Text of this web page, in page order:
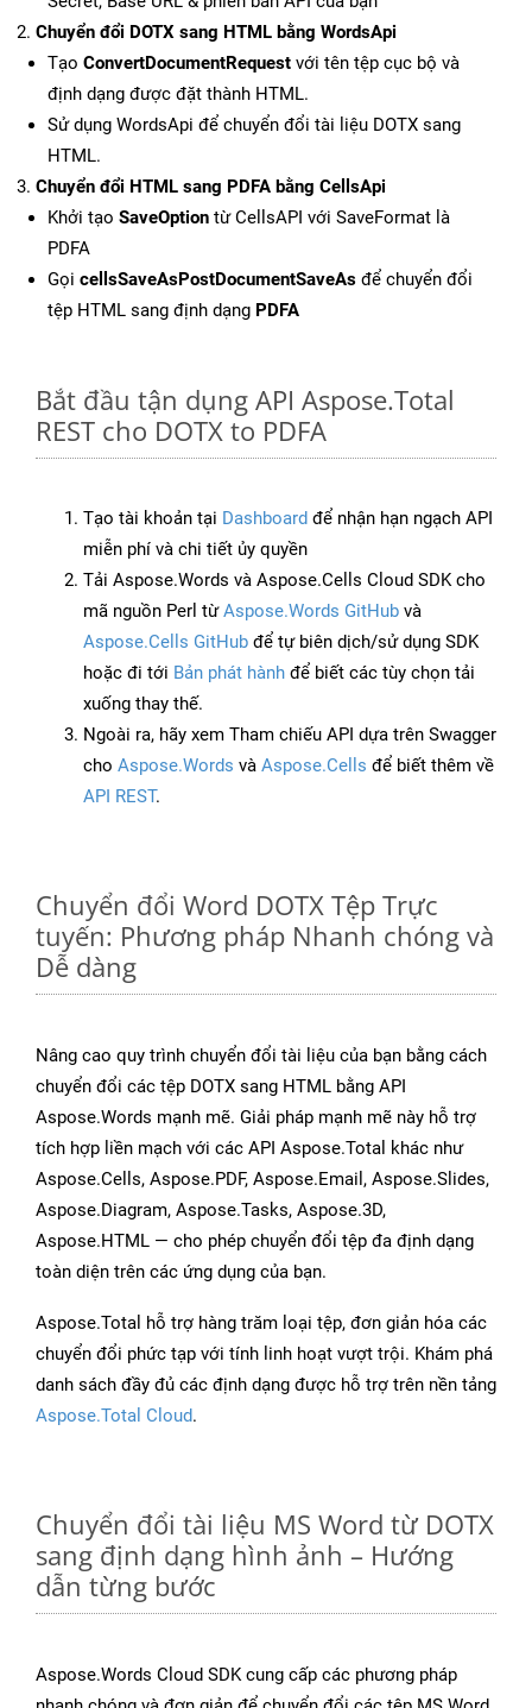
Chuyển đổi DOTX sang HTML bằng WordsApi
Tạo ConvertDocumentRequest với tên tệp cục bộ và
định dạng được đặt thành HTML.
Sử dụng WordsApi để chuyển đổi tài liệu DOTX sang
HTML.
Chuyển đổi HTML sang PDFA bằng CellsApi
Khởi tạo SaveOption từ CellsAPI với SaveFormat là
PDFA
Gọi cellsSaveAsPostDocumentSaveAs để chuyển đổi
tệp HTML sang định dạng PDFA
Bắt đầu tận dụng API Aspose.Total
REST cho DOTX to PDFA
Tạo tài khoản tại Dashboard để nhận hạn ngạch API
miễn phí và chi tiết ủy quyền
Tải Aspose.Words và Aspose.Cells Cloud SDK cho
mã nguồn Perl từAspose.Words GitHub và
Aspose.Cells GitHub để tự biên dịch/sử dụng SDK
hoặc đi tới Bản phát hành để biết các tùy chọn tải
xuống thay thế.
Ngoài ra, hãy xem Tham chiếu API dựa trên Swagger
cho Aspose.Words và Aspose.Cells để biết thêm về
API REST.
Chuyển đổi Word DOTX Tệp Trực
tuyến: Phương pháp Nhanh chóng và
Dễ dàng
Nâng cao quy trình chuyển đổi tài liệu của bạn bằng cách
chuyển đổi các tệp DOTX sang HTML bằng API
Aspose.Words mạnh mẽ. Giải pháp mạnh mẽ này hỗ trợ
tích hợp liền mạch với các API Aspose.Total khác như
Aspose.Cells, Aspose.PDF, Aspose.Email, Aspose.Slides,
Aspose.Diagram, Aspose.Tasks, Aspose.3D,
Aspose.HTML — cho phép chuyển đổi tệp đa định dạng
toàn diện trên các ứng dụng của bạn.
Aspose.Total hỗ trợ hàng trăm loại tệp, đơn giản hóa các
chuyển đổi phức tạp với tính linh hoạt vượt trội. Khám phá
danh sách đầy đủ các định dạng được hỗ trợ trên nền tảng
Aspose.Total Cloud.
Chuyển đổi tài liệu MS Word từ DOTX
sang định dạng hình ảnh – Hướng
dẫn từng bước
Aspose.Words Cloud SDK cung cấp các phương pháp